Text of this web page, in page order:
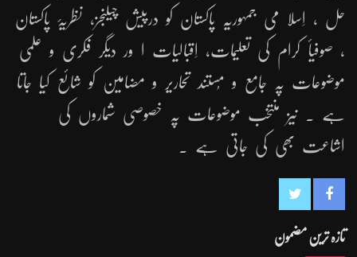
حل ، اِسلا می جمہوریّہ پاکستان کو درپیش چیلنجز، نظریۂ پاکستان
، صوفیأ کرام کی تعلیمات، اِقبالیات ا ور دیگر فکری و علمی
موضوعات پہ جامع و مُستند تحاریر و مضامین کو شائع کیا جاتا
ہے ۔ نیز منتخب موضوعات پہ خصوصی شماروں کی
اشاعت بھی کی جاتی ہے ۔
تازہ ترین مضمون